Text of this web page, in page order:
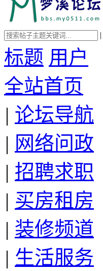
|
标题 用户
全站首页
| 论坛导航
| 网络问政
| 招聘求职
| 买房租房
| 装修频道
| 生活服务